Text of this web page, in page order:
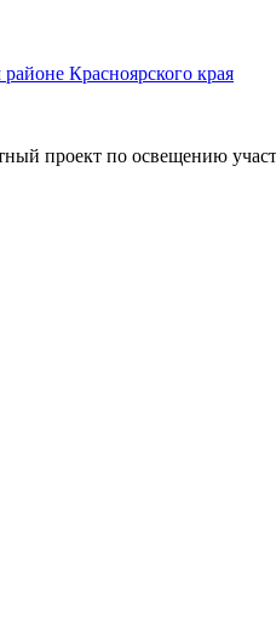
Красноярского края
проект по освещению